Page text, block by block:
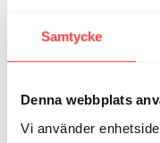
Samtycke
Denna webbplats
Vi använder
moamaria
1